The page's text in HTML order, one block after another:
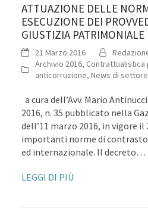
ATTUAZIONE DELLE
ESECUZIONE DEI
GIUSTIZIA PATRIMONIALE
21 Marzo 2016
Archivio 2016, Contrattualistica
anticorruzione, News di settore
a cura dell’Avv. Mario
2016, n. 35 pubblicato nella
dell’11 marzo 2016, in vigore
importanti norme di
ed internazionale. Il decreto…
LEGGI DI PIÙ